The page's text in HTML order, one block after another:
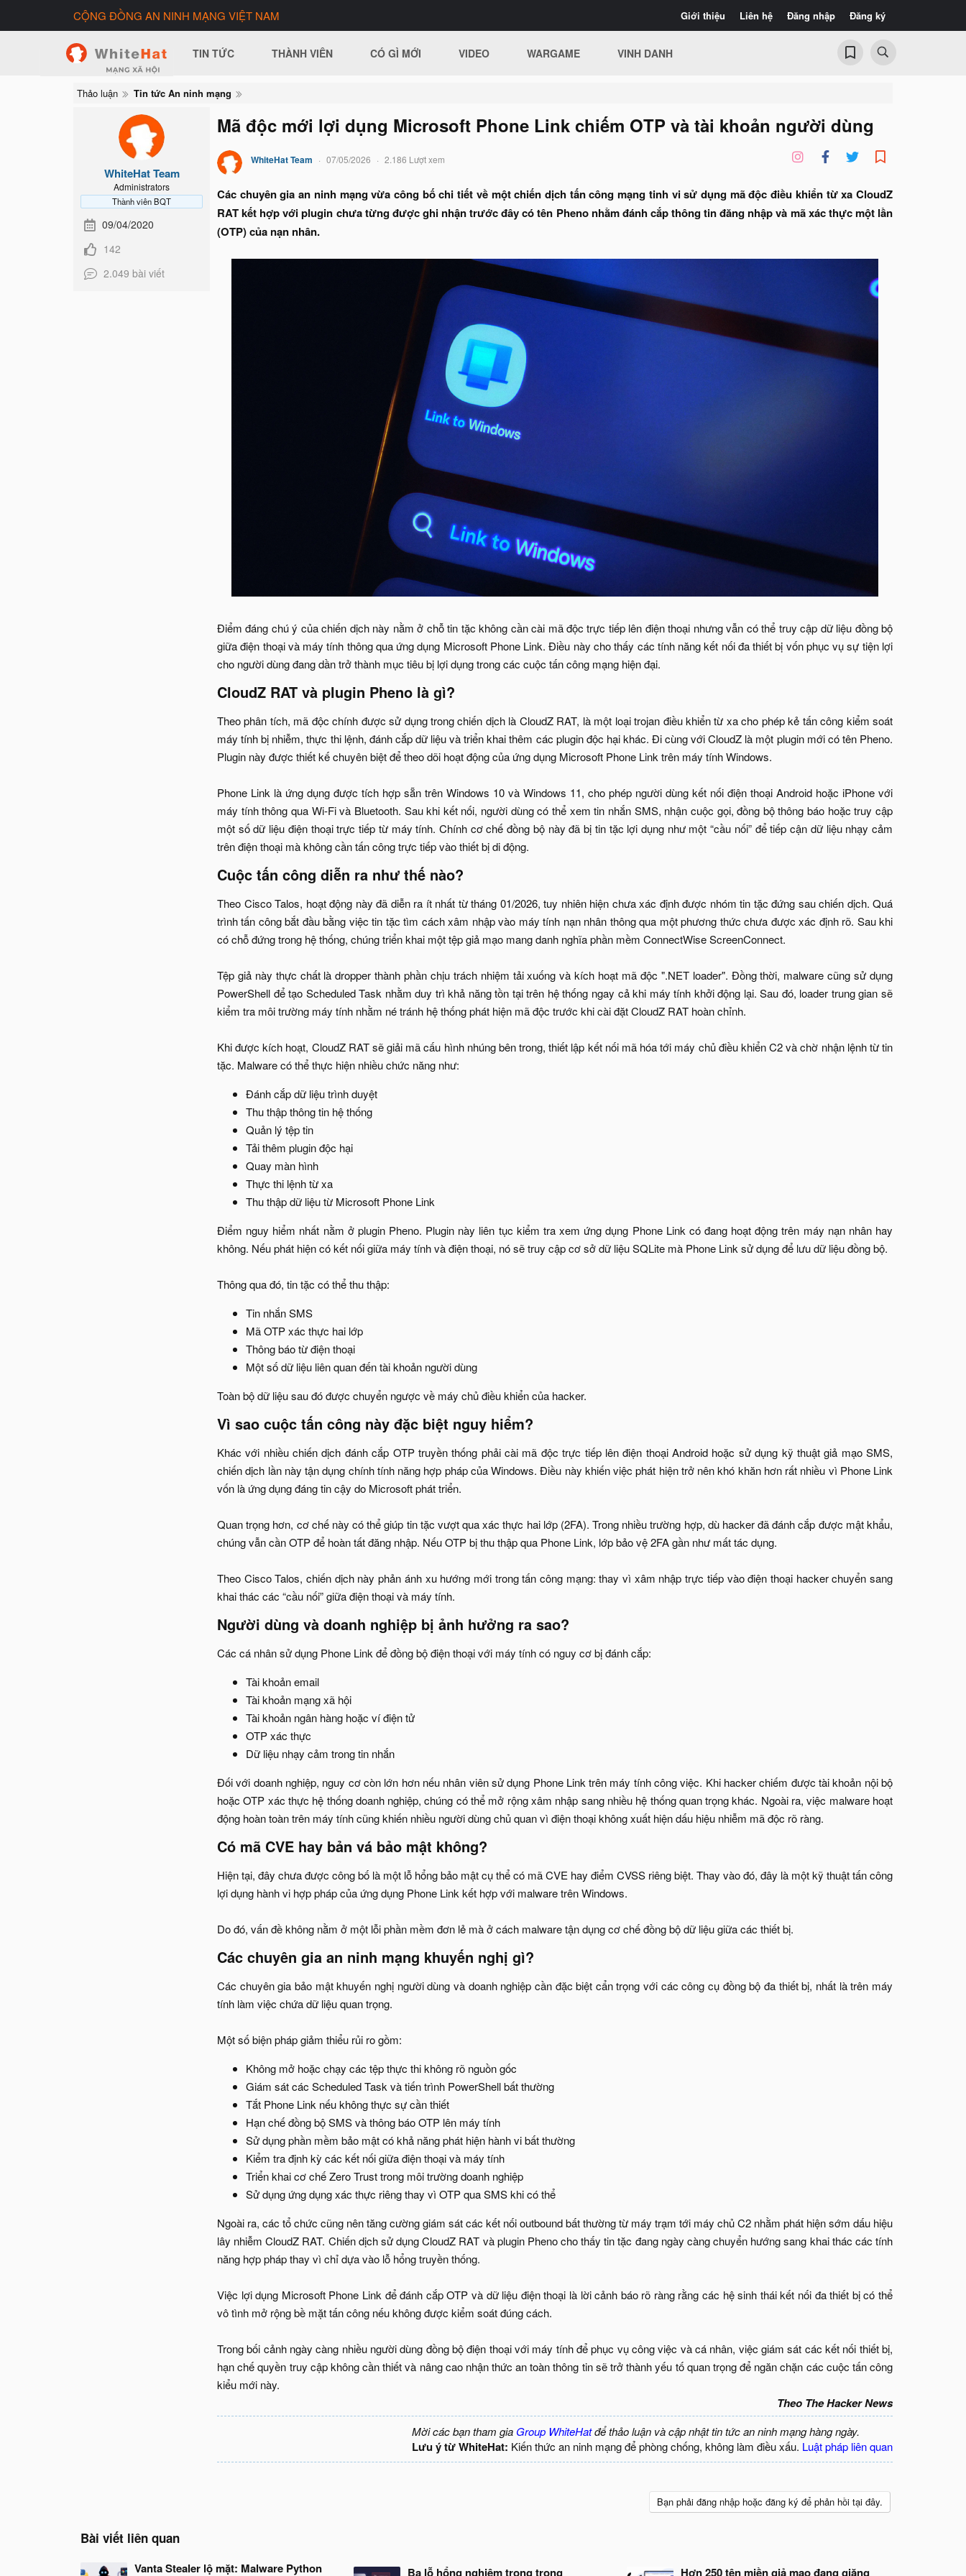
Giới thiệu Liên hệ Đăng nhập Đăng ký
CỘNG ĐỒNG AN NINH MẠNG VIỆT NAM
TIN TỨC THÀNH VIÊN CÓ GÌ MỚI VIDEO WARGAME VINH DANH
Thảo luận Tin tức An ninh mạng
WhiteHat Team
Administrators
Thành viên BQT
09/04/2020
142
2.049 bài viết
Mã độc mới lợi dụng Microsoft Phone Link chiếm OTP và tài khoản người dùng
WhiteHat Team 07/05/2026 2.186 Lượt xem
Các chuyên gia an ninh mạng vừa công bố chi tiết về một chiến dịch tấn công mạng tinh vi sử dụng mã độc điều khiển từ xa CloudZ
RAT kết hợp với plugin chưa từng được ghi nhận trước đây có tên Pheno nhằm đánh cắp thông tin đăng nhập và mã xác thực một lần
(OTP) của nạn nhân.
Điểm đáng chú ý của chiến dịch này nằm ở chỗ tin tặc không cần cài mã độc trực tiếp lên điện thoại nhưng vẫn có thể truy cập dữ liệu đồng bộ
giữa điện thoại và máy tính thông qua ứng dụng Microsoft Phone Link. Điều này cho thấy các tính năng kết nối đa thiết bị vốn phục vụ sự tiện lợi
cho người dùng đang dần trở thành mục tiêu bị lợi dụng trong các cuộc tấn công mạng hiện đại.​
CloudZ RAT và plugin Pheno là gì?​
Theo phân tích, mã độc chính được sử dụng trong chiến dịch là CloudZ RAT, là một loại trojan điều khiển từ xa cho phép kẻ tấn công kiểm soát
máy tính bị nhiễm, thực thi lệnh, đánh cắp dữ liệu và triển khai thêm các plugin độc hại khác. Đi cùng với CloudZ là một plugin mới có tên Pheno.
Plugin này được thiết kế chuyên biệt để theo dõi hoạt động của ứng dụng Microsoft Phone Link trên máy tính Windows.
Phone Link là ứng dụng được tích hợp sẵn trên Windows 10 và Windows 11, cho phép người dùng kết nối điện thoại Android hoặc iPhone với
máy tính thông qua Wi-Fi và Bluetooth. Sau khi kết nối, người dùng có thể xem tin nhắn SMS, nhận cuộc gọi, đồng bộ thông báo hoặc truy cập
một số dữ liệu điện thoại trực tiếp từ máy tính. Chính cơ chế đồng bộ này đã bị tin tặc lợi dụng như một “cầu nối” để tiếp cận dữ liệu nhạy cảm
trên điện thoại mà không cần tấn công trực tiếp vào thiết bị di động.​
Cuộc tấn công diễn ra như thế nào?​
Theo Cisco Talos, hoạt động này đã diễn ra ít nhất từ tháng 01/2026, tuy nhiên hiện chưa xác định được nhóm tin tặc đứng sau chiến dịch. Quá
trình tấn công bắt đầu bằng việc tin tặc tìm cách xâm nhập vào máy tính nạn nhân thông qua một phương thức chưa được xác định rõ. Sau khi
có chỗ đứng trong hệ thống, chúng triển khai một tệp giả mạo mang danh nghĩa phần mềm ConnectWise ScreenConnect.
Tệp giả này thực chất là dropper thành phần chịu trách nhiệm tải xuống và kích hoạt mã độc ".NET loader". Đồng thời, malware cũng sử dụng
PowerShell để tạo Scheduled Task nhằm duy trì khả năng tồn tại trên hệ thống ngay cả khi máy tính khởi động lại. Sau đó, loader trung gian sẽ
kiểm tra môi trường máy tính nhằm né tránh hệ thống phát hiện mã độc trước khi cài đặt CloudZ RAT hoàn chỉnh.
Khi được kích hoạt, CloudZ RAT sẽ giải mã cấu hình nhúng bên trong, thiết lập kết nối mã hóa tới máy chủ điều khiển C2 và chờ nhận lệnh từ tin
tặc. Malware có thể thực hiện nhiều chức năng như:​
Đánh cắp dữ liệu trình duyệt​
Thu thập thông tin hệ thống​
Quản lý tệp tin​
Tải thêm plugin độc hại​
Quay màn hình​
Thực thi lệnh từ xa​
Thu thập dữ liệu từ Microsoft Phone Link​
Điểm nguy hiểm nhất nằm ở plugin Pheno. Plugin này liên tục kiểm tra xem ứng dụng Phone Link có đang hoạt động trên máy nạn nhân hay
không. Nếu phát hiện có kết nối giữa máy tính và điện thoại, nó sẽ truy cập cơ sở dữ liệu SQLite mà Phone Link sử dụng để lưu dữ liệu đồng bộ.
Thông qua đó, tin tặc có thể thu thập:​
Tin nhắn SMS​
Mã OTP xác thực hai lớp​
Thông báo từ điện thoại​
Một số dữ liệu liên quan đến tài khoản người dùng​
Toàn bộ dữ liệu sau đó được chuyển ngược về máy chủ điều khiển của hacker.​
Vì sao cuộc tấn công này đặc biệt nguy hiểm?​
Khác với nhiều chiến dịch đánh cắp OTP truyền thống phải cài mã độc trực tiếp lên điện thoại Android hoặc sử dụng kỹ thuật giả mạo SMS,
chiến dịch lần này tận dụng chính tính năng hợp pháp của Windows. Điều này khiến việc phát hiện trở nên khó khăn hơn rất nhiều vì Phone Link
vốn là ứng dụng đáng tin cậy do Microsoft phát triển.
Quan trọng hơn, cơ chế này có thể giúp tin tặc vượt qua xác thực hai lớp (2FA). Trong nhiều trường hợp, dù hacker đã đánh cắp được mật khẩu,
chúng vẫn cần OTP để hoàn tất đăng nhập. Nếu OTP bị thu thập qua Phone Link, lớp bảo vệ 2FA gần như mất tác dụng.
Theo Cisco Talos, chiến dịch này phản ánh xu hướng mới trong tấn công mạng: thay vì xâm nhập trực tiếp vào điện thoại hacker chuyển sang
khai thác các “cầu nối” giữa điện thoại và máy tính.​
Người dùng và doanh nghiệp bị ảnh hưởng ra sao?​
Các cá nhân sử dụng Phone Link để đồng bộ điện thoại với máy tính có nguy cơ bị đánh cắp:​
Tài khoản email​
Tài khoản mạng xã hội​
Tài khoản ngân hàng hoặc ví điện tử​
OTP xác thực​
Dữ liệu nhạy cảm trong tin nhắn​
Đối với doanh nghiệp, nguy cơ còn lớn hơn nếu nhân viên sử dụng Phone Link trên máy tính công việc. Khi hacker chiếm được tài khoản nội bộ
hoặc OTP xác thực hệ thống doanh nghiệp, chúng có thể mở rộng xâm nhập sang nhiều hệ thống quan trọng khác. Ngoài ra, việc malware hoạt
động hoàn toàn trên máy tính cũng khiến nhiều người dùng chủ quan vì điện thoại không xuất hiện dấu hiệu nhiễm mã độc rõ ràng.​
Có mã CVE hay bản vá bảo mật không?​
Hiện tại, đây chưa được công bố là một lỗ hổng bảo mật cụ thể có mã CVE hay điểm CVSS riêng biệt. Thay vào đó, đây là một kỹ thuật tấn công
lợi dụng hành vi hợp pháp của ứng dụng Phone Link kết hợp với malware trên Windows.
Do đó, vấn đề không nằm ở một lỗi phần mềm đơn lẻ mà ở cách malware tận dụng cơ chế đồng bộ dữ liệu giữa các thiết bị.​
Các chuyên gia an ninh mạng khuyến nghị gì?​
Các chuyên gia bảo mật khuyến nghị người dùng và doanh nghiệp cần đặc biệt cẩn trọng với các công cụ đồng bộ đa thiết bị, nhất là trên máy
tính làm việc chứa dữ liệu quan trọng.
Một số biện pháp giảm thiểu rủi ro gồm:​
Không mở hoặc chạy các tệp thực thi không rõ nguồn gốc​
Giám sát các Scheduled Task và tiến trình PowerShell bất thường​
Tắt Phone Link nếu không thực sự cần thiết​
Hạn chế đồng bộ SMS và thông báo OTP lên máy tính​
Sử dụng phần mềm bảo mật có khả năng phát hiện hành vi bất thường​
Kiểm tra định kỳ các kết nối giữa điện thoại và máy tính​
Triển khai cơ chế Zero Trust trong môi trường doanh nghiệp​
Sử dụng ứng dụng xác thực riêng thay vì OTP qua SMS khi có thể​
Ngoài ra, các tổ chức cũng nên tăng cường giám sát các kết nối outbound bất thường từ máy trạm tới máy chủ C2 nhằm phát hiện sớm dấu hiệu
lây nhiễm CloudZ RAT. Chiến dịch sử dụng CloudZ RAT và plugin Pheno cho thấy tin tặc đang ngày càng chuyển hướng sang khai thác các tính
năng hợp pháp thay vì chỉ dựa vào lỗ hổng truyền thống.
Việc lợi dụng Microsoft Phone Link để đánh cắp OTP và dữ liệu điện thoại là lời cảnh báo rõ ràng rằng các hệ sinh thái kết nối đa thiết bị có thể
vô tình mở rộng bề mặt tấn công nếu không được kiểm soát đúng cách.
Trong bối cảnh ngày càng nhiều người dùng đồng bộ điện thoại với máy tính để phục vụ công việc và cá nhân, việc giám sát các kết nối thiết bị,
hạn chế quyền truy cập không cần thiết và nâng cao nhận thức an toàn thông tin sẽ trở thành yếu tố quan trọng để ngăn chặn các cuộc tấn công
kiểu mới này.​
Theo The Hacker News
Mời các bạn tham gia Group WhiteHatđể thảo luận và cập nhật tin tức an ninh mạng hàng ngày.
Lưu ý từ WhiteHat: Kiến thức an ninh mạng để phòng chống, không làm điều xấu. Luật pháp liên quan
Bạn phải đăng nhập hoặc đăng ký để phản hồi tại đây.
Bài viết liên quan
Vanta Stealer lộ mặt: Malware Python Ba lỗ hổng nghiêm trọng trong Hơn 250 tên miền giả mạo đang giăng